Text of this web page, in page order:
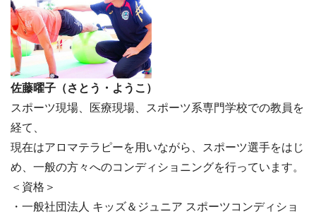
佐藤曜子（さとう・ようこ）
スポーツ現場、医療現場、スポーツ系専門学校での教員を
経て、
現在はアロマテラピーを用いながら、スポーツ選手をはじ
め、一般の方々へのコンディショニングを行っています。
＜資格＞
・一般社団法人 キッズ＆ジュニア スポーツコンディショ